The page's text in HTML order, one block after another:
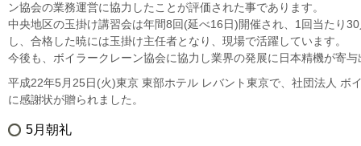
ン協会の業務運営に協力したことが評価された事であります。
中央地区の玉掛け講習会は年間8回(延べ16日)開催され、1回当たり
し、合格した暁には玉掛け主任者となり、現場で活躍しています。
今後も、ボイラークレーン協会に協力し業界の発展に日本精機が寄
平成22年5月25日(火)東京 東部ホテル レバント東京で、社団法人 ボ
に感謝状が贈られました。
5月朝礼